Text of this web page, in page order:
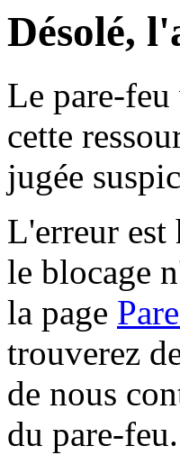
Désolé,
Le pare-
cette
jugée
L'erreur est
le blocage
la page
trouverez
de nous
du pare-feu.